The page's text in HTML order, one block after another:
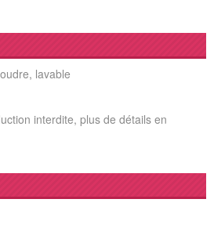
lavable
interdite, plus de détails en